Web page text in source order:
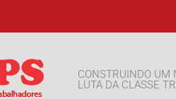
CONSTRUINDO UM
LUTA DA CLASSE